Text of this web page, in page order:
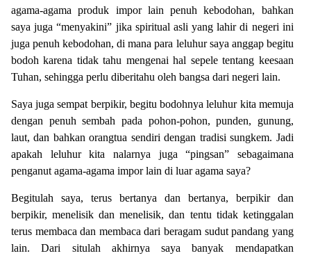
agama-agama produk impor lain penuh kebodohan, bahkan
saya juga “menyakini” jika spiritual asli yang lahir di negeri ini
juga penuh kebodohan, di mana para leluhur saya anggap begitu
bodoh karena tidak tahu mengenai hal sepele tentang keesaan
Tuhan, sehingga perlu diberitahu oleh bangsa dari negeri lain.
Saya juga sempat berpikir, begitu bodohnya leluhur kita memuja
dengan penuh sembah pada pohon-pohon, punden, gunung,
laut, dan bahkan orangtua sendiri dengan tradisi sungkem. Jadi
apakah leluhur kita nalarnya juga “pingsan” sebagaimana
penganut agama-agama impor lain di luar agama saya?
Begitulah saya, terus bertanya dan bertanya, berpikir dan
berpikir, menelisik dan menelisik, dan tentu tidak ketinggalan
terus membaca dan membaca dari beragam sudut pandang yang
lain. Dari situlah akhirnya saya banyak mendapatkan